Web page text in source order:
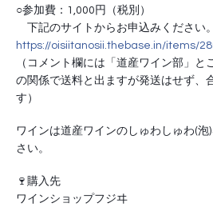
○参加費：1,000円（税別）
下記のサイトからお申込みください。
https://oisiitanosii.thebase.in/items/
（コメント欄には「道産ワイン部」と
の関係で送料と出ますが発送はせず、
す）
ワインは道産ワインのしゅわしゅわ(泡
さい。
🍷購入先
ワインショップフジヰ